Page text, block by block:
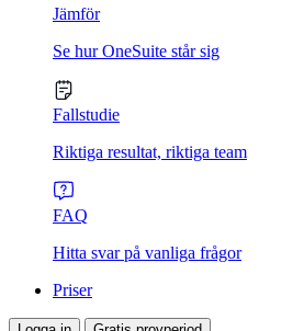
Jämför
Se hur OneSuite står sig
Fallstudie
Riktiga resultat, riktiga team
FAQ
Hitta svar på vanliga frågor
Priser